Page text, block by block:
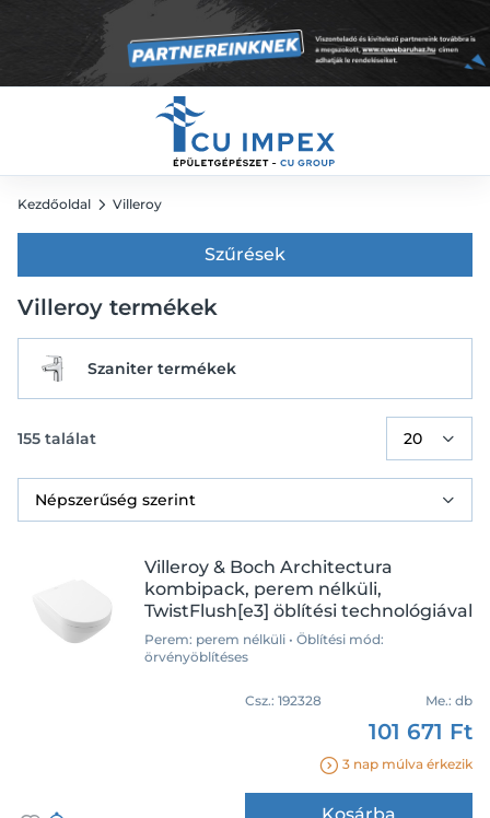
Kezdőoldal Villeroy
Villeroy termékek
Szaniter termékek
155 találat
Villeroy & Boch Architectura
kombipack, perem nélküli,
TwistFlush[e3] öblítési technológiával
Perem: perem nélküli • Öblítési mód:
örvényöblítéses
Csz.: 192328 Me.: db
101 671 Ft
3 nap múlva érkezik
Szűrések